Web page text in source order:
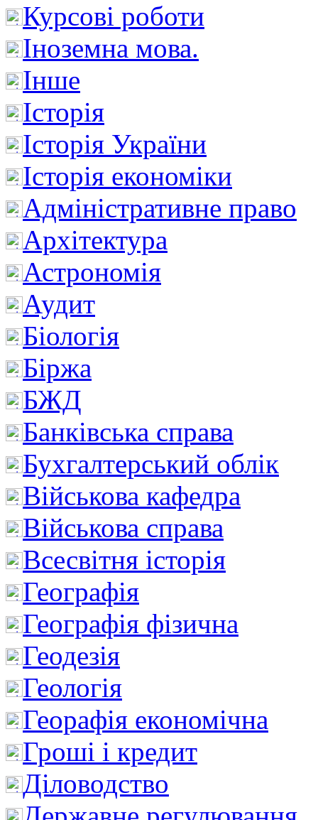
Курсові роботи
Іноземна мова.
Інше
Історія
Історія України
Історія економіки
Адміністративне право
Архітектура
Астрономія
Аудит
Біологія
Біржа
БЖД
Банківська справа
Бухгалтерський облік
Військова кафедра
Військова справа
Всесвітня історія
Географія
Географія фізична
Геодезія
Геологія
Георафія економічна
Гроші і кредит
Діловодство